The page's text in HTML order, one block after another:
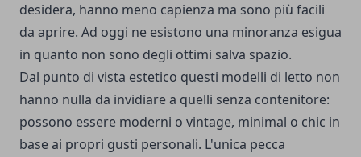
desidera, hanno meno capienza ma sono più facili
da aprire. Ad oggi ne esistono una minoranza esigua
in quanto non sono degli ottimi salva spazio.
Dal punto di vista estetico questi modelli di letto non
hanno nulla da invidiare a quelli senza contenitore:
possono essere moderni o vintage, minimal o chic in
base ai propri gusti personali. L'unica pecca